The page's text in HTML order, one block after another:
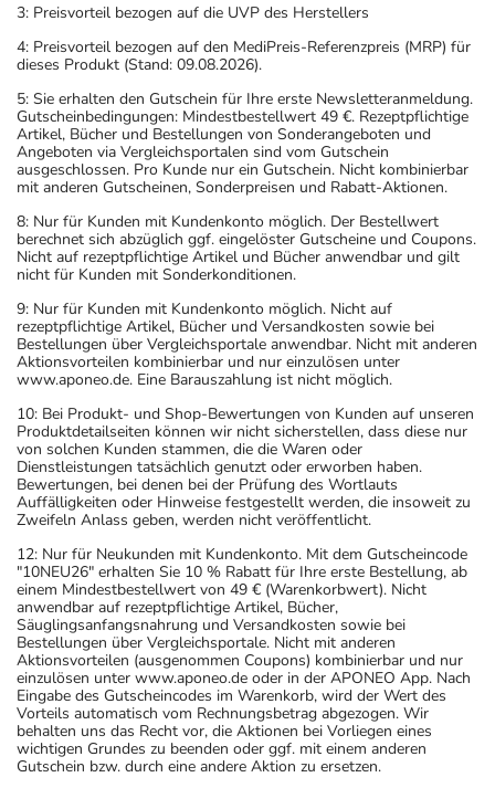
3: Preisvorteil bezogen auf die UVP des Herstellers
4: Preisvorteil bezogen auf den MediPreis-Referenzpreis (MRP) für
dieses Produkt (Stand: 09.08.2026).
5: Sie erhalten den Gutschein für Ihre erste Newsletteranmeldung.
Gutscheinbedingungen: Mindestbestellwert 49 €. Rezeptpflichtige
Artikel, Bücher und Bestellungen von Sonderangeboten und
Angeboten via Vergleichsportalen sind vom Gutschein
ausgeschlossen. Pro Kunde nur ein Gutschein. Nicht kombinierbar
mit anderen Gutscheinen, Sonderpreisen und Rabatt-Aktionen.
8: Nur für Kunden mit Kundenkonto möglich. Der Bestellwert
berechnet sich abzüglich ggf. eingelöster Gutscheine und Coupons.
Nicht auf rezeptpflichtige Artikel und Bücher anwendbar und gilt
nicht für Kunden mit Sonderkonditionen.
9: Nur für Kunden mit Kundenkonto möglich. Nicht auf
rezeptpflichtige Artikel, Bücher und Versandkosten sowie bei
Bestellungen über Vergleichsportale anwendbar. Nicht mit anderen
Aktionsvorteilen kombinierbar und nur einzulösen unter
www.aponeo.de. Eine Barauszahlung ist nicht möglich.
10: Bei Produkt- und Shop-Bewertungen von Kunden auf unseren
Produktdetailseiten können wir nicht sicherstellen, dass diese nur
von solchen Kunden stammen, die die Waren oder
Dienstleistungen tatsächlich genutzt oder erworben haben.
Bewertungen, bei denen bei der Prüfung des Wortlauts
Auffälligkeiten oder Hinweise festgestellt werden, die insoweit zu
Zweifeln Anlass geben, werden nicht veröffentlicht.
12: Nur für Neukunden mit Kundenkonto. Mit dem Gutscheincode
"10NEU26" erhalten Sie 10 % Rabatt für Ihre erste Bestellung, ab
einem Mindestbestellwert von 49 € (Warenkorbwert). Nicht
anwendbar auf rezeptpflichtige Artikel, Bücher,
Säuglingsanfangsnahrung und Versandkosten sowie bei
Bestellungen über Vergleichsportale. Nicht mit anderen
Aktionsvorteilen (ausgenommen Coupons) kombinierbar und nur
einzulösen unter www.aponeo.de oder in der APONEO App. Nach
Eingabe des Gutscheincodes im Warenkorb, wird der Wert des
Vorteils automatisch vom Rechnungsbetrag abgezogen. Wir
behalten uns das Recht vor, die Aktionen bei Vorliegen eines
wichtigen Grundes zu beenden oder ggf. mit einem anderen
Gutschein bzw. durch eine andere Aktion zu ersetzen.